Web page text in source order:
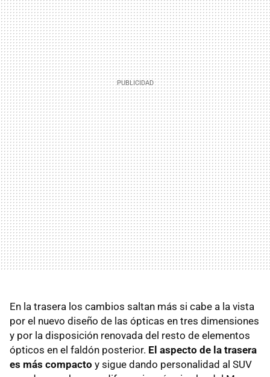
En la trasera los cambios saltan más si cabe a la vista
por el nuevo diseño de las ópticas en tres dimensiones
y por la disposición renovada del resto de elementos
ópticos en el faldón posterior. El aspecto de la trasera
es más compacto y sigue dando personalidad al SUV